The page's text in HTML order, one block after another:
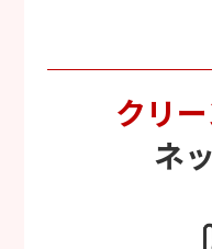
クリ
ネ